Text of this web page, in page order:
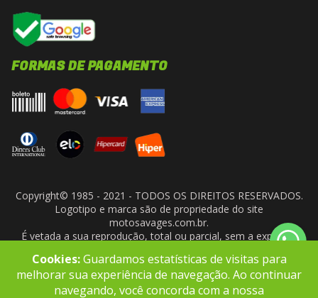
FORMAS DE PAGAMENTO
Copyright© 1985 - 2021 - TODOS OS DIREITOS RESERVADOS.
Logotipo e marca são de propriedade do site
motosavages.com.br.
É vetada a sua reprodução, total ou parcial, sem a expressa
- CNPJ: 10.927.924/0001-91
Cookies:Guardamos estatísticas de visitas para
melhorar sua experiência de navegação. Ao continuar
navegando, você concorda com a nossa